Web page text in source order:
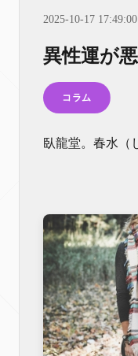
2025-10-17 17:49:00
異性運が
コラム
臥龍堂。春水（